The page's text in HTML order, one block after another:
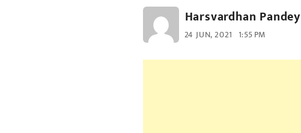
Harsvardhan Pandey
24 JUN, 2021 1:55 PM